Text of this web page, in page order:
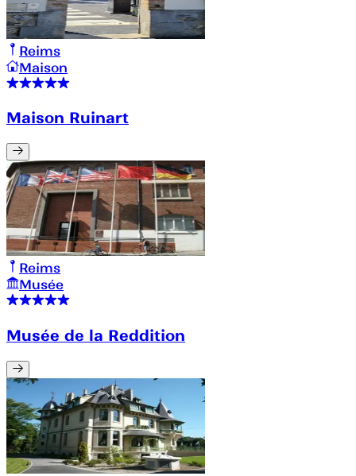
Reims
Maison
Maison Ruinart
Reims
Musée
Musée de la Reddition